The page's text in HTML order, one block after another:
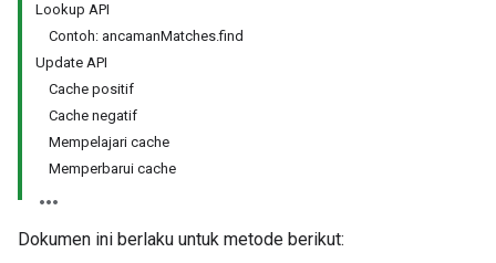
Lookup API
Contoh: ancamanMatches.find
Update API
Cache positif
Cache negatif
Mempelajari cache
Memperbarui cache
Dokumen ini berlaku untuk metode berikut: